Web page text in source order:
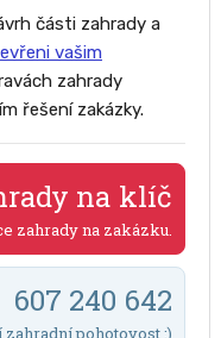
části zahrady a
vašim
zahrady
řešení zakázky.
na klíč
zahrady na zakázku.
607 240 642
zahradní pohotovost :)